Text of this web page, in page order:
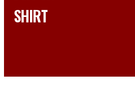
SHIRT